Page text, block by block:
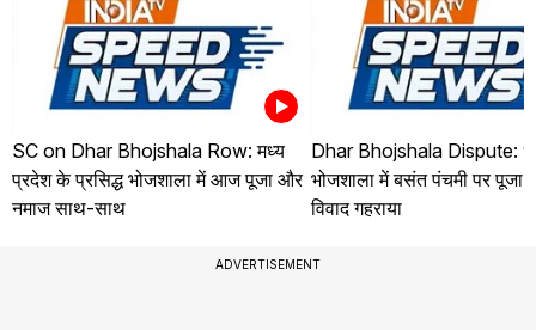
SC on Dhar Bhojshala Row: मध्य
प्रदेश के प्रसिद्ध भोजशाला में आज पूजा और
नमाज साथ-साथ
Dhar Bhojshala Dispute:
भोजशाला में बसंत पंचमी पर
विवाद गहराया
ADVERTISEMENT